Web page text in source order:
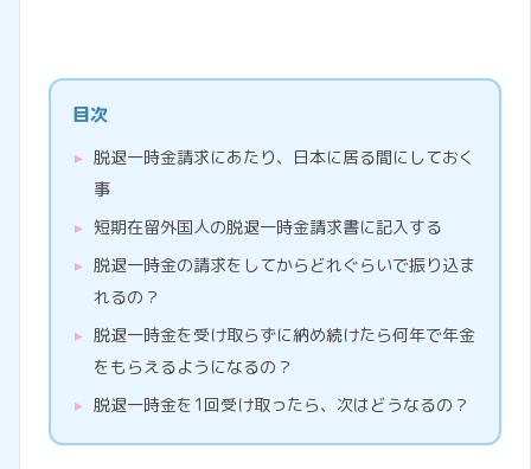
目次
脱退一時金請求にあたり、日本に居る間にしておく
事
短期在留外国人の脱退一時金請求書に記入する
脱退一時金の請求をしてからどれぐらいで振り込ま
れるの？
脱退一時金を受け取らずに納め続けたら何年で年金
をもらえるようになるの？
脱退一時金を1回受け取ったら、次はどうなるの？